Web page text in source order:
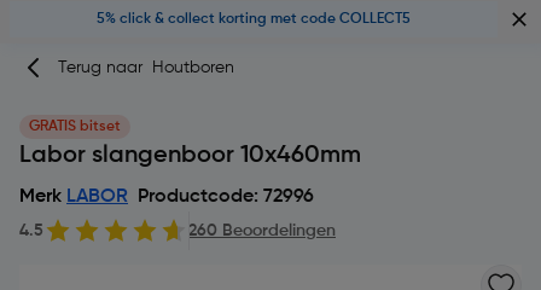
5% click & collect korting met code COLLECT5
Terug naar Houtboren
GRATIS bitset
Labor slangenboor 10x460mm
Merk LABOR Productcode: 72996
4.5 260 Beoordelingen